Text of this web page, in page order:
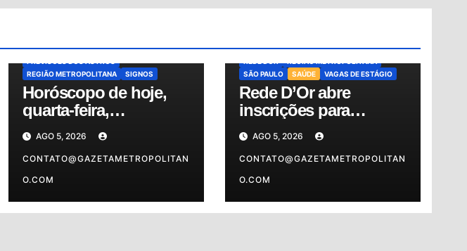
ALMANAQUE BRASIL
HORÓSCOPO
OSASCO
PREVISÕES
REGIÃO METROPOLITANA
SIGNOS
Horóscopo de hoje,
quarta-feira,
05/08/2026: confira as
previsões do dia para
o seu signo
AGO 5, 2026
CONTATO@GAZETAMETROPOLITAN
O.COM
BARUERI BRASIL CARREIRAS
CIDADES
OSASCO
PROGRAMA DE ESTÁGIO
SÃO PAULO
SAÚDE VAGAS DE ESTÁGIO
Rede D’Or abre
inscrições para
programa de estágio
com vagas na região
AGO 5, 2026
CONTATO@GAZETAMETROPOLITAN
O.COM